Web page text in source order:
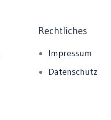
Rechtliches
Impressum
Datenschutz